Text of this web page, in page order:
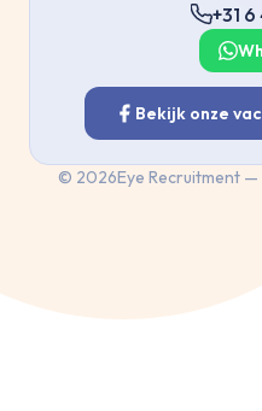
+31 6
Bekijk onze
© 2026Eye Recruitment